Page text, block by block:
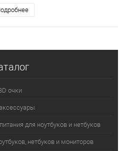
очки
для ноутбуков и нетбуков
нетбуков и мониторов